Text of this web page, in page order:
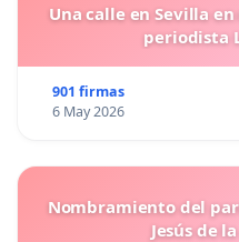
Una calle en Sevilla
periodista
901 firmas
6 May 2026
Nombramiento del
Jesús de